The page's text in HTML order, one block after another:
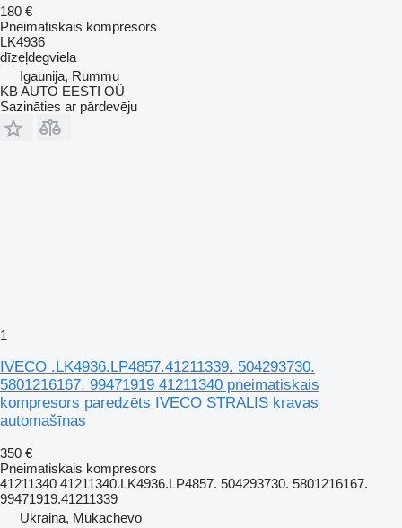
180 €
Pneimatiskais kompresors
LK4936
dīzeļdegviela
Igaunija, Rummu
KB AUTO EESTI OÜ
Sazināties ar pārdevēju
1
IVECO .LK4936.LP4857.41211339. 504293730.
5801216167. 99471919 41211340 pneimatiskais
kompresors paredzēts IVECO STRALIS kravas
automašīnas
350 €
Pneimatiskais kompresors
41211340 41211340.LK4936.LP4857. 504293730. 5801216167.
99471919.41211339
Ukraina, Mukachevo